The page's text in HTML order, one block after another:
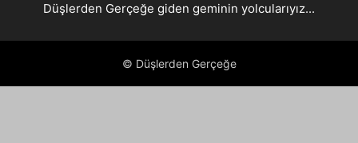
Düşlerden Gerçeğe giden geminin yolcularıyız...
© Düşlerden Gerçeğe